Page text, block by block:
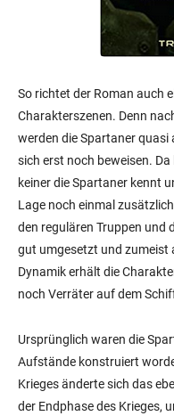
So richtet der Roman auch
Charakterszenen. Denn
werden die Spartaner quasi
sich erst noch beweisen.
keiner die Spartaner kennt
Lage noch einmal
den regulären Truppen und
gut umgesetzt und zumeist
Dynamik erhält die
noch Verräter auf dem
Ursprünglich waren die
Aufstände konstruiert
Krieges änderte sich das
der Endphase des Krieges,